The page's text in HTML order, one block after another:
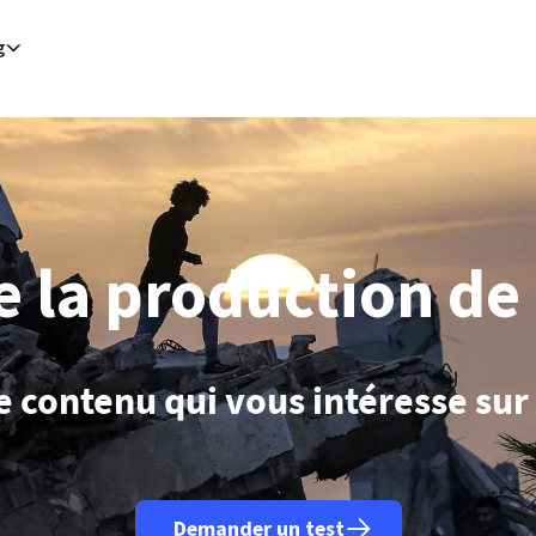
| 07/08/2026 - 15:02:10| Selon Ryad, l'accord de défense avec le Pakistan et la Turquie n'est pas lié à des
| 07/08/2026 - 14:42:27| L'Espagne avertit l'Italie de mesures de rétorsion si les contrôles aux frontières
(AFP)
| 23.000 emplois en moins en juillet aux Etats-Unis mais chômage en
| 07/08/2026 - 13:58:23
| Yémen: deux civils tués dans une attaque des rebelles houthis
- 13:16:16
| Attaques houthies: la coalition menée par Ryad "ne restera pas les bras croisés" (source
| Le Pakistan affirme que toute attaque visant un signataire de l'accord de défense avec la Turquie et
Ryad (AFP)
| 07/08/2026 - 12:55:56
| L'Arabie saoudite, le Pakistan et la Turquie ont signé un accord de
(AFP)
| 07/08/2026 - 12:12:38
| Le pape rencontrera en France des victimes de violences sexuelles dans
(AFP)
| 07/08/2026 - 11:45:45 | Thaïlande : le tireur avait "clairement planifié" son attaque dans un
la production de
contenu qui vous intéresse sur
Demander un test